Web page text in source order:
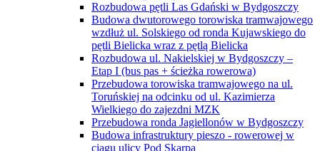
Rozbudowa pętli Las Gdański w Bydgoszczy
Budowa dwutorowego torowiska tramwajowego
wzdłuż ul. Solskiego od ronda Kujawskiego do
pętli Bielicka wraz z pętlą Bielicka
Rozbudowa ul. Nakielskiej w Bydgoszczy –
Etap I (bus pas + ścieżka rowerowa)
Przebudowa torowiska tramwajowego na ul.
Toruńskiej na odcinku od ul. Kazimierza
Wielkiego do zajezdni MZK
Przebudowa ronda Jagiellonów w Bydgoszczy
Budowa infrastruktury pieszo - rowerowej w
ciągu ulicy Pod Skarpą